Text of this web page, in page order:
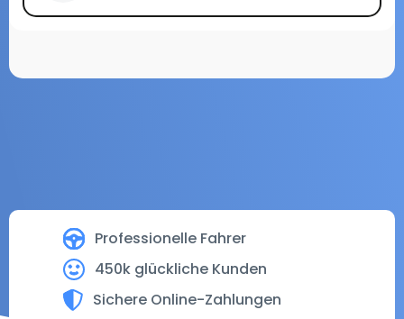
Professionelle Fahrer
450k glückliche Kunden
Sichere Online-Zahlungen